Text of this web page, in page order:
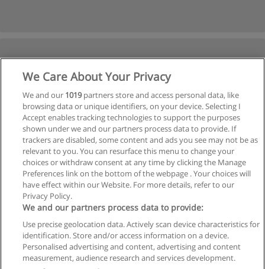
Reglas de uso
Privacidad de datos
We Care About Your Privacy
We and our 1019partners store and access personal data, like
browsing data or unique identifiers, on your device. Selecting I
Accept enables tracking technologies to support the purposes
shown under we and our partners process data to provide. If
trackers are disabled, some content and ads you see may not be as
relevant to you. You can resurface this menu to change your
choices or withdraw consent at any time by clicking the Manage
Preferences link on the bottom of the webpage . Your choices will
have effect within our Website. For more details, refer to our
Privacy Policy.
We and our partners process data to provide:
Use precise geolocation data. Actively scan device characteristics for
identification. Store and/or access information on a device.
Personalised advertising and content, advertising and content
measurement, audience research and services development.